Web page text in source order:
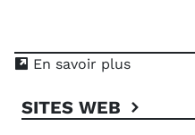
En savoir plus
SITES WEB